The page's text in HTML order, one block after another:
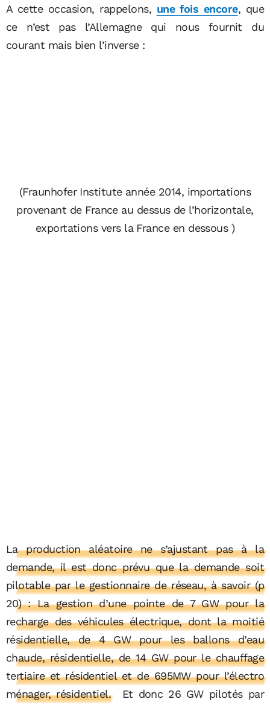
A cette occasion, rappelons, une fois encore, que
ce n’est pas l’Allemagne qui nous fournit du
courant mais bien l’inverse :
(Fraunhofer Institute année 2014, importations
provenant de France au dessus de l’horizontale,
exportations vers la France en dessous )
La production aléatoire ne s’ajustant pas à la
demande, il est donc prévu que la demande soit
pilotable par le gestionnaire de réseau, à savoir (p
20) : La gestion d’une pointe de 7 GW pour la
recharge des véhicules électrique, dont la moitié
résidentielle, de 4 GW pour les ballons d’eau
chaude, résidentielle, de 14 GW pour le chauffage
tertiaire et résidentiel et de 695MW pour l’électro
ménager, résidentiel.
Et donc 26 GW pilotés par